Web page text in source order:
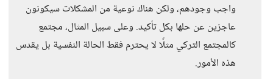
واجب وجودهم، ولكن هناك نوعية من المشكلات سيكونون
عاجزين عن حلها بكل تأكيد. وعلى سبيل المثال، مجتمع
كالمجتمع التركي مثلًا لا يحترم فقط الحالة النفسية بل يقدس
هذه الأمور.